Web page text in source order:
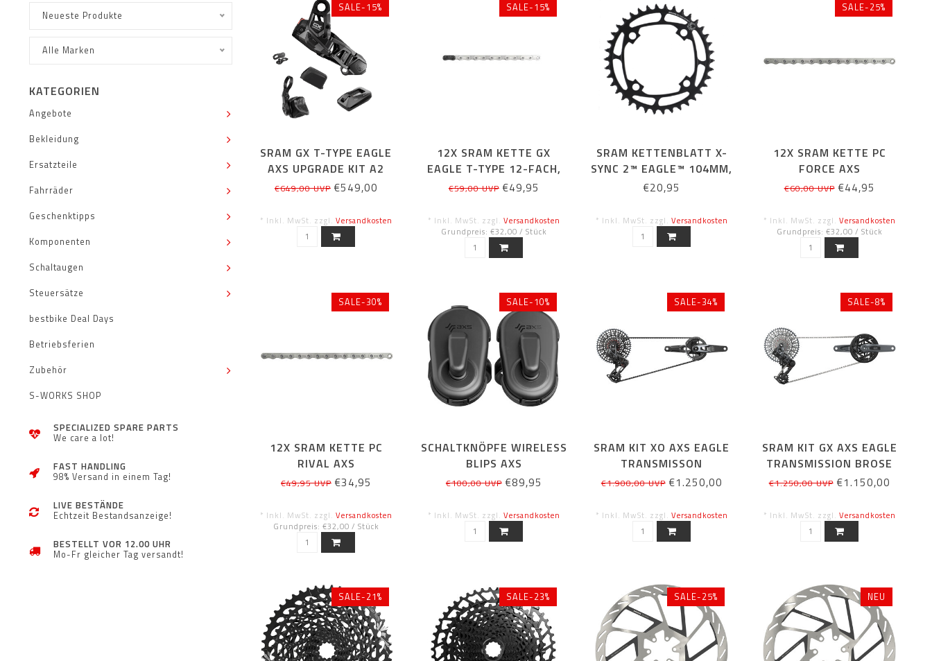
Neueste Produkte
Alle Marken
KATEGORIEN
Angebote
Bekleidung
Ersatzteile
Fahrräder
Geschenktipps
Komponenten
Schaltaugen
Steuersätze
bestbike Deal Days
Betriebsferien
Zubehör
S-WORKS SHOP
SPECIALIZED SPARE PARTS
We care a lot!
FAST HANDLING
98% Versand in einem Tag!
LIVE BESTÄNDE
Echtzeit Bestandsanzeige!
BESTELLT VOR 12.00 UHR
Mo-Fr gleicher Tag versandt!
SALE-15%
SRAM GX T-TYPE EAGLE
AXS UPGRADE KIT A2
€649,00 UVP€549,00
* Inkl. MwSt. zzgl. Versandkosten
SALE-15%
12X SRAM KETTE GX
EAGLE T-TYPE 12-FACH,
126 GLIEDER
€59,00 UVP€49,95
* Inkl. MwSt. zzgl. Versandkosten
Grundpreis: €32,00 / Stück
SRAM KETTENBLATT X-
SYNC 2™ EAGLE™ 104MM,
38 Z., STAHL, SCHWARZ,
€20,95
* Inkl. MwSt. zzgl. Versandkosten
SALE-25%
12X SRAM KETTE PC
FORCE AXS
€60,00 UVP€44,95
* Inkl. MwSt. zzgl. Versandkosten
Grundpreis: €32,00 / Stück
SALE-30%
12X SRAM KETTE PC
RIVAL AXS
€49,95 UVP€34,95
* Inkl. MwSt. zzgl. Versandkosten
Grundpreis: €32,00 / Stück
SALE-10%
SCHALTKNÖPFE WIRELESS
BLIPS AXS
€100,00 UVP€89,95
* Inkl. MwSt. zzgl. Versandkosten
SALE-34%
SRAM KIT XO AXS EAGLE
TRANSMISSON
€1.900,00 UVP€1.250,00
* Inkl. MwSt. zzgl. Versandkosten
SALE-8%
SRAM KIT GX AXS EAGLE
TRANSMISSION BROSE
€1.250,00 UVP€1.150,00
* Inkl. MwSt. zzgl. Versandkosten
SALE-21% SALE-23% SALE-25% NEU